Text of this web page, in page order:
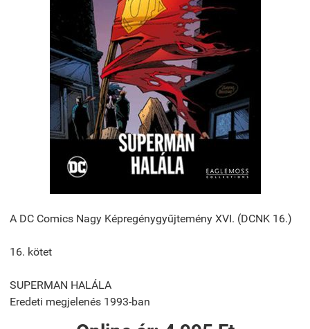
A DC Comics Nagy Képregénygyűjtemény XVI. (DCNK 16.)
16. kötet
SUPERMAN HALÁLA
Eredeti megjelenés 1993-ban